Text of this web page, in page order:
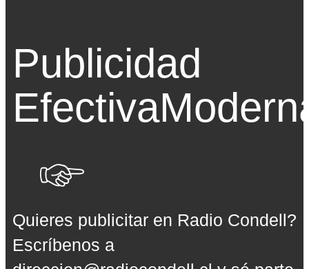
Publicidad
Efectiva
Quieres publicitar en Radio Condell?
Escríbenos a